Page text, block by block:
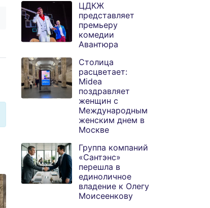
ЦДКЖ
представляет
премьеру
комедии
Авантюра
Столица
расцветает:
Midea
поздравляет
женщин с
Международным
женским днем в
Москве
Группа компаний
«Сантэнс»
перешла в
единоличное
владение к Олегу
Моисеенкову